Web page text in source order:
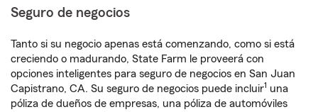
Seguro de negocios
Tanto si su negocio apenas está comenzando, como si está
creciendo o madurando, State Farm le proveerá con
opciones inteligentes para seguro de negocios en San Juan
Capistrano, CA. Su seguro de negocios puede incluir1 una
póliza de dueños de empresas, una póliza de automóviles